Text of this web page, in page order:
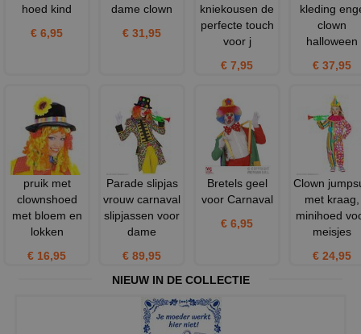
hoed kind
€ 6,95
dame clown
€ 31,95
kniekousen de
perfecte touch
voor j
€ 7,95
kleding
clown
halloween
€ 37,95
pruik met
clownshoed
met bloem en
lokken
€ 16,95
Parade slipjas
vrouw carnaval
slipjassen voor
dame
€ 89,95
Bretels geel
voor Carnaval
€ 6,95
Clown
met kraag,
minihoed
meisjes
€ 24,95
NIEUW IN DE COLLECTIE